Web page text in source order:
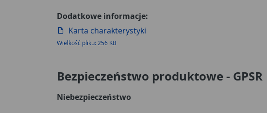
Dodatkowe informacje:
Karta charakterystyki
Wielkość pliku: 256 KB
Bezpieczeństwo produktowe - GPSR
Niebezpieczeństwo